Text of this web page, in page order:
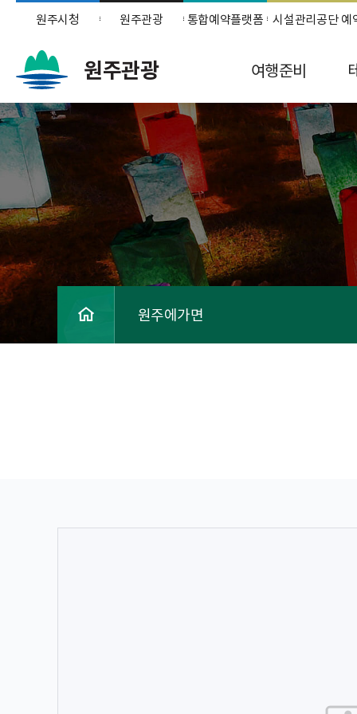
원주시청 원주관광 통합예약플랫폼 시설관리공단 예
원주관광 여행준비
원주에가면